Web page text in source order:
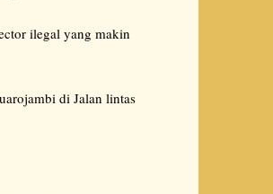
ilegal yang makin
di Jalan lintas